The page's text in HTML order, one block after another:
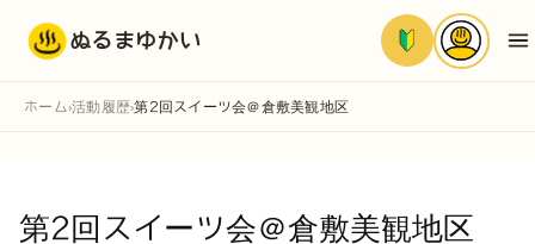
ぬるまゆかい
ホーム ›活動履歴›第2回スイーツ会＠倉敷美観地区
第2回スイーツ会＠倉敷美観地区